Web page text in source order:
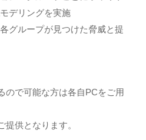
デリングを実施
グループが見つけた脅威と提
で可能な方は各自PCをご用
供となります。